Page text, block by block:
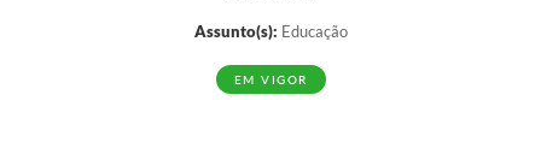
Assunto(s): Educação
EM VIGOR